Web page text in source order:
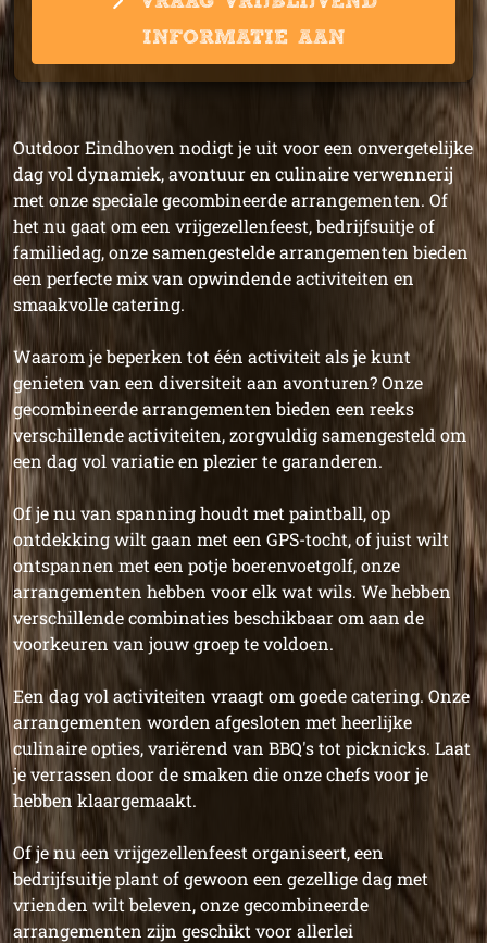
INFORMATIE AAN
Outdoor Eindhoven nodigt je uit voor een onvergetelijke
dag vol dynamiek, avontuur en culinaire verwennerij
met onze speciale gecombineerde arrangementen. Of
het nu gaat om een vrijgezellenfeest, bedrijfsuitje of
familiedag, onze samengestelde arrangementen bieden
een perfecte mix van opwindende activiteiten en
smaakvolle catering.
Waarom je beperken tot één activiteit als je kunt
genieten van een diversiteit aan avonturen? Onze
gecombineerde arrangementen bieden een reeks
verschillende activiteiten, zorgvuldig samengesteld om
een dag vol variatie en plezier te garanderen.
Of je nu van spanning houdt met paintball, op
ontdekking wilt gaan met een GPS-tocht, of juist wilt
ontspannen met een potje boerenvoetgolf, onze
arrangementen hebben voor elk wat wils. We hebben
verschillende combinaties beschikbaar om aan de
voorkeuren van jouw groep te voldoen.
Een dag vol activiteiten vraagt om goede catering. Onze
arrangementen worden afgesloten met heerlijke
culinaire opties, variërend van BBQ's tot picknicks. Laat
je verrassen door de smaken die onze chefs voor je
hebben klaargemaakt.
Of je nu een vrijgezellenfeest organiseert, een
bedrijfsuitje plant of gewoon een gezellige dag met
vrienden wilt beleven, onze gecombineerde
arrangementen zijn geschikt voor allerlei